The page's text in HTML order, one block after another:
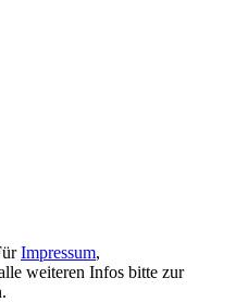
Impressum,
weiteren Infos bitte zur